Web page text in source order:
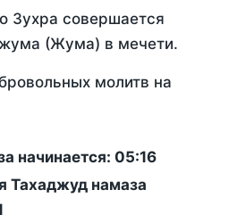
Зухра совершается
(Жума) в мечети.
молитв на
начинается: 05:16
Тахаджуд намаза